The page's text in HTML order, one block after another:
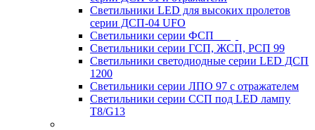
Светильники LED для высоких пролетов
серии ДСП-04 UFO
Светильники серии ФСП
Светильники серии ГСП, ЖСП, РСП 99
Светильники светодиодные серии LED ДСП
1200
Светильники серии ЛПО 97 с отражателем
Светильники серии ССП под LED лампу
T8/G13